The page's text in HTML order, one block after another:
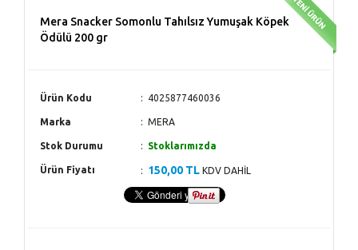
Mera Snacker Somonlu Tahılsız Yumuşak Köpek
Ödülü 200 gr
Ürün Kodu 4025877460036
Marka MERA
Stok Durumu Stoklarımızda
Ürün Fiyatı 150,00 TL KDV DAHİL